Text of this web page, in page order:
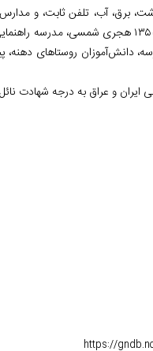
برق، آب، تلفن ثابت، و
مدرسه ابتدایی در سال ۱۳۴۱ هجری شمسی ساخته شد. همچنین،
دانش‌آموزان روستاهای دهنه،
ایران و عراق به درجه شهادت
https://